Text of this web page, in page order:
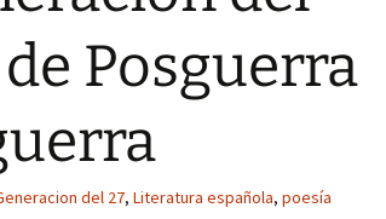
Posguerra
del 27, Literatura española, poesía